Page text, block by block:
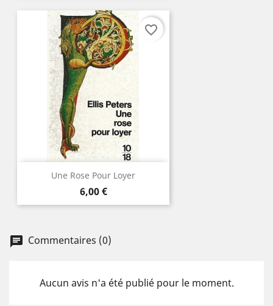
Une Rose Pour Loyer
Prix
6,00 €
favorite_border
Commentaires (0)
Aucun avis n'a été publié pour le moment.